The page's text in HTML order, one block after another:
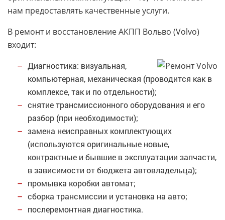
нам предоставлять качественные услуги.
В ремонт и восстановление АКПП Вольво (Volvo)
входит:
Диагностика: визуальная,
компьютерная, механическая (проводится как в
комплексе, так и по отдельности);
снятие трансмиссионного оборудования и его
разбор (при необходимости);
замена неисправных комплектующих
(используются оригинальные новые,
контрактные и бывшие в эксплуатации запчасти,
в зависимости от бюджета автовладельца);
промывка коробки автомат;
сборка трансмиссии и установка на авто;
послеремонтная диагностика.